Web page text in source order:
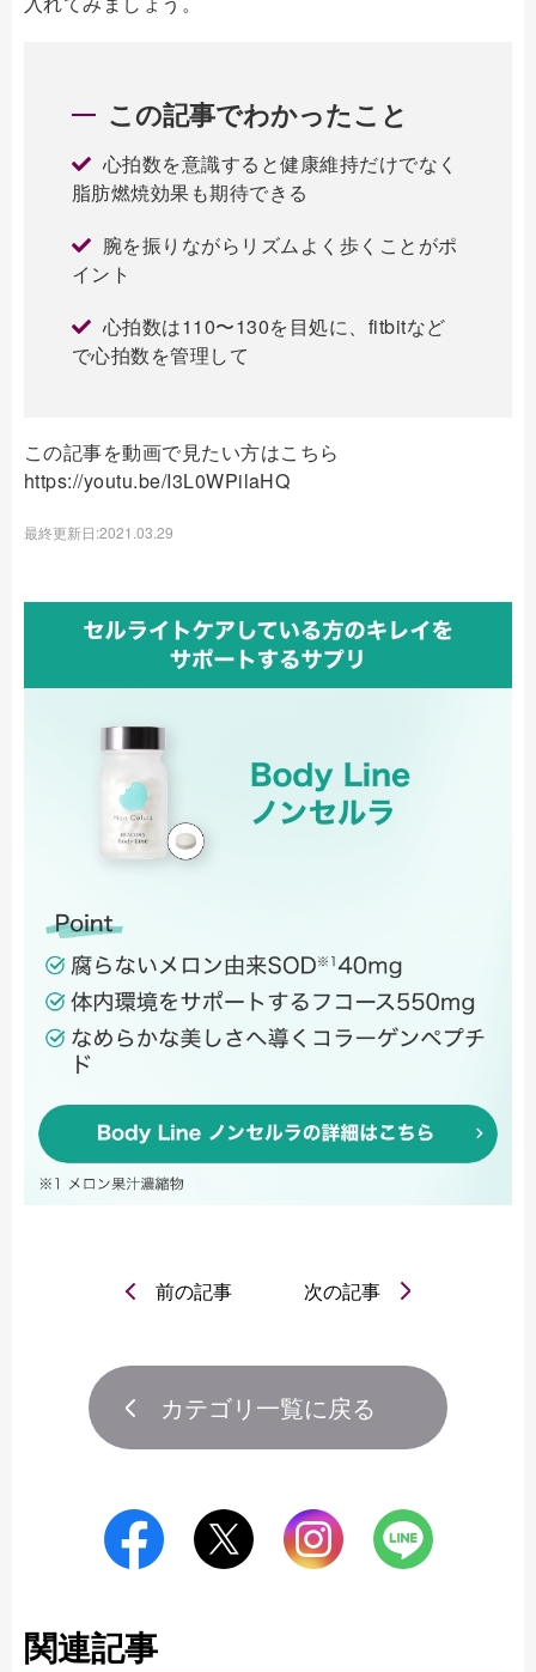
この記事でわかったこと
心拍数を意識すると健康維持だけでなく
脂肪燃焼効果も期待できる
腕を振りながらリズムよく歩くことがポ
イント
心拍数は110〜130を目処に、fitbitなど
で心拍数を管理して
この記事を動画で見たい方はこちら
https://youtu.be/I3L0WPilaHQ
最終更新日:2021.03.29
前の記事 次の記事
カテゴリ一覧に戻る
関連記事